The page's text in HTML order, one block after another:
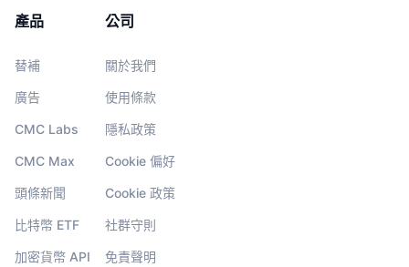
產品
替補
廣告
CMC Labs
CMC Max
頭條新聞
比特幣 ETF
加密貨幣 API
公司
關於我們
使用條款
隱私政策
Cookie 偏好
Cookie 政策
社群守則
免責聲明